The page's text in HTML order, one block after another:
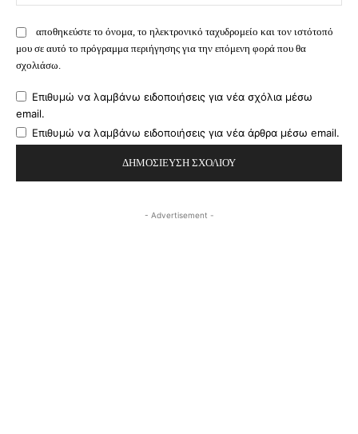
αποθηκεύστε το όνομα, το ηλεκτρονικό ταχυδρομείο και τον ιστότοπό
μου σε αυτό το πρόγραμμα περιήγησης για την επόμενη φορά που θα
σχολιάσω.
Επιθυμώ να λαμβάνω ειδοποιήσεις για νέα σχόλια μέσω
email.
Επιθυμώ να λαμβάνω ειδοποιήσεις για νέα άρθρα μέσω email.
- Advertisement -